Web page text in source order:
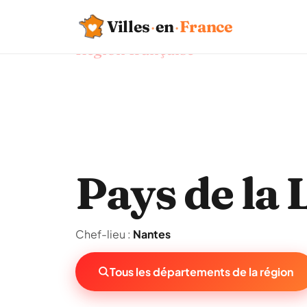
Villes·en·France
Région française
Pays de la
Chef-lieu : Nantes
Tous les départements de la région